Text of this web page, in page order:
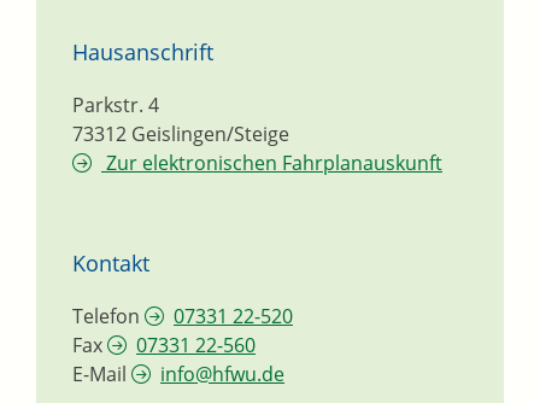
Hausanschrift
Parkstr. 4
73312 Geislingen/Steige
Zur elektronischen Fahrplanauskunft
Kontakt
Telefon
07331 22-520
Fax
07331 22-560
E-Mail
info@hfwu.de